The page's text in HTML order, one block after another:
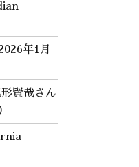
年1月
賢哉さん